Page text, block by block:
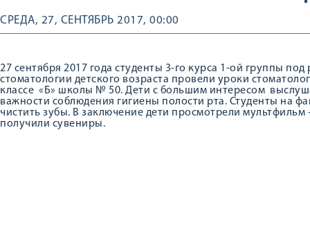
СРЕДА, 27, СЕНТЯБРЬ 2017, 00:00
27 сентября 2017 года студенты 3-го курса 1-ой группы
стоматологии детского возраста провели уроки
классе «Б» школы № 50. Дети с большим интересом
важности соблюдения гигиены полости рта. Студенты на
чистить зубы. В заключение дети просмотрели мультфильм
получили сувениры.